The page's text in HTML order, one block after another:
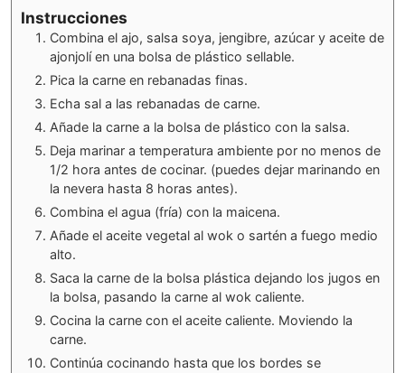
Instrucciones
Combina el ajo, salsa soya, jengibre, azúcar y aceite de
ajonjolí en una bolsa de plástico sellable.
Pica la carne en rebanadas finas.
Echa sal a las rebanadas de carne.
Añade la carne a la bolsa de plástico con la salsa.
Deja marinar a temperatura ambiente por no menos de
1/2 hora antes de cocinar. (puedes dejar marinando en
la nevera hasta 8 horas antes).
Combina el agua (fría) con la maicena.
Añade el aceite vegetal al wok o sartén a fuego medio
alto.
Saca la carne de la bolsa plástica dejando los jugos en
la bolsa, pasando la carne al wok caliente.
Cocina la carne con el aceite caliente. Moviendo la
carne.
Continúa cocinando hasta que los bordes se